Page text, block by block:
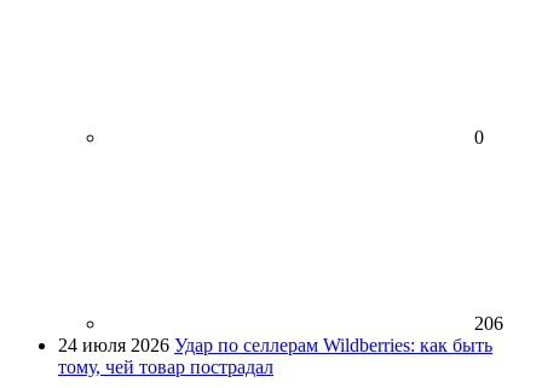
0
206
24 июля 2026 Удар по селлерам Wildberries: как быть
тому, чей товар пострадал